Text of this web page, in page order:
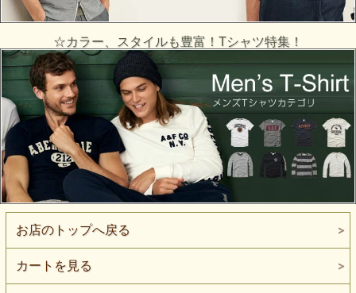
☆カラー、スタイルも豊富！Tシャツ特集！
お店のトップへ戻る
カートを見る